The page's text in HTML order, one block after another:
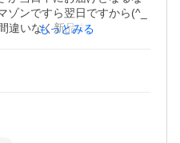
ゾンですら翌日ですから(^_
いなく新品未開封品でし
た。
もっとみる